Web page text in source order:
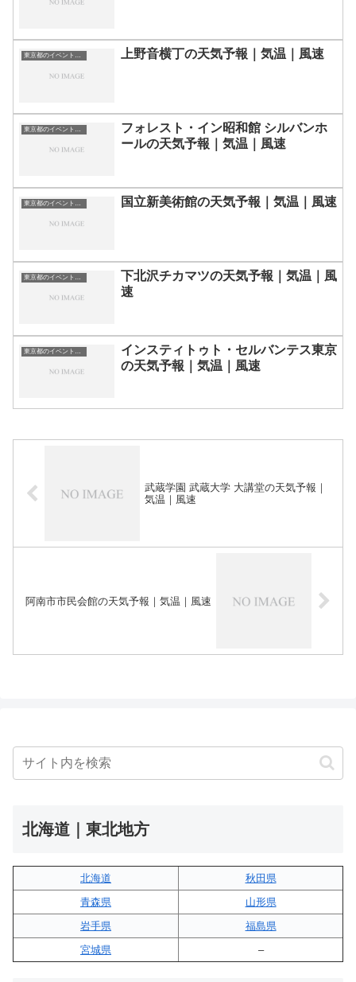
東京都のイベント会場一覧 上野音横丁の天気予報｜気温｜風速
東京都のイベント会場一覧
フォレスト・イン昭和館 シルバンホ
ールの天気予報｜気温｜風速
国立新美術館の天気予報｜気温｜風速
下北沢チカマツの天気予報｜気温｜風
速
インスティトゥト・セルバンテス東京
の天気予報｜気温｜風速
武蔵学園 武蔵大学 大講堂の天気予報｜
気温｜風速
阿南市市民会館の天気予報｜気温｜風速
北海道｜東北地方
北海道
秋田県
青森県
山形県
岩手県
福島県
宮城県
–